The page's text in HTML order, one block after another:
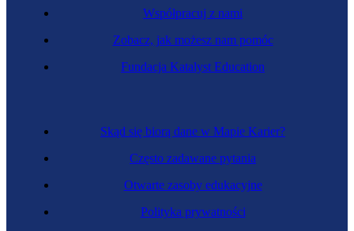
Skąd się biorą dane w Mapie Karier?
Często zadawane pytania
Otwarte zasoby edukacyjne
Polityka prywatności
Współpracuj z nami
Zobacz, jak możesz nam pomóc
Fundacja Katalyst Education